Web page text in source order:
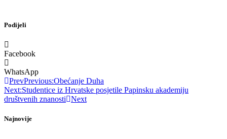
Podijeli
Facebook
WhatsApp
PrevPrevious:Obećanje Duha
Next:Studentice iz Hrvatske posjetile Papinsku akademiju
društvenih znanosti
Next
Najnovije